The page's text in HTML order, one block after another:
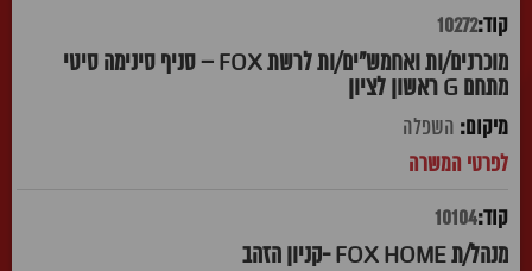
10272
מוכרנים/ות ואחמש"ים/ות לרשת FOX – סניף סינימה סיטי
מתחם G ראשון לציון
השפלה
10104
מנהל/ת FOX HOME -קניון הזהב